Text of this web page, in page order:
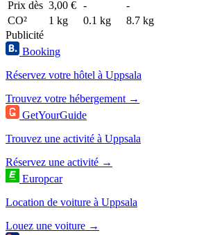
Prix dès 3,00 € -
-
CO²
1 kg 0.1 kg
8.7 kg
Publicité
Booking
Réservez votre hôtel à Uppsala
Trouvez votre hébergement →
GetYourGuide
Trouvez une activité à Uppsala
Réservez une activité →
Europcar
Location de voiture à Uppsala
Louez une voiture →